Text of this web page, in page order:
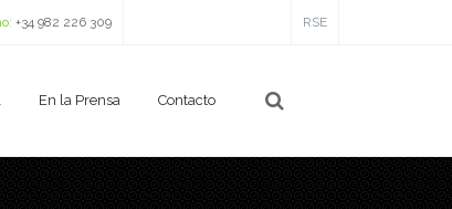
+34 982 226 309 RSE
En la Prensa Contacto